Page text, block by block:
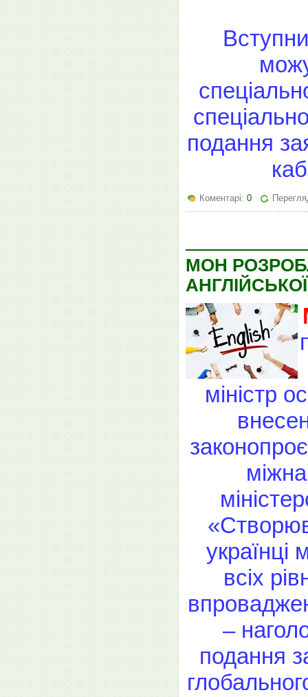
подання
Коментарі: 0
МОН
міністр
українці
всіх
–
подання